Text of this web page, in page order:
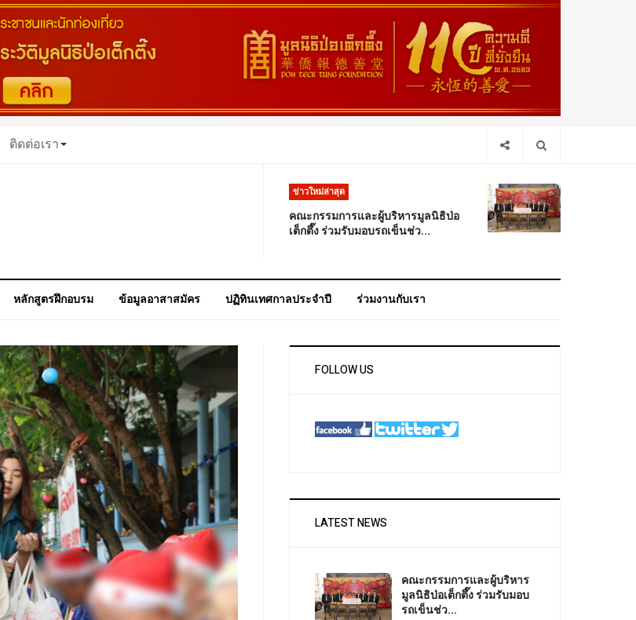
ติดต่อเรา
ข่าวใหม่ล่าสุด
คณะกรรมการและผู้บริหารมูลนิธิป่อ
เต็กตึ๊ง ร่วมรับมอบรถเข็นช่ว...
หลักสูตรฝึกอบรม ข้อมูลอาสาสมัคร ปฏิทินเทศกาลประจำปี ร่วมงานกับเรา
FOLLOW US
LATEST NEWS
คณะกรรมการและผู้บริหาร
มูลนิธิป่อเต็กตึ๊ง ร่วมรับมอบ
รถเข็นช่ว...